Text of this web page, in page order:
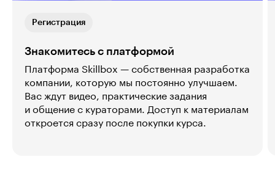
Регистрация
Знакомитесь с платформой
Платформа Skillbox — собственная разработка
компании, которую мы постоянно улучшаем.
Вас ждут видео, практические задания
и общение с кураторами. Доступ к материалам
откроется сразу после покупки курса.